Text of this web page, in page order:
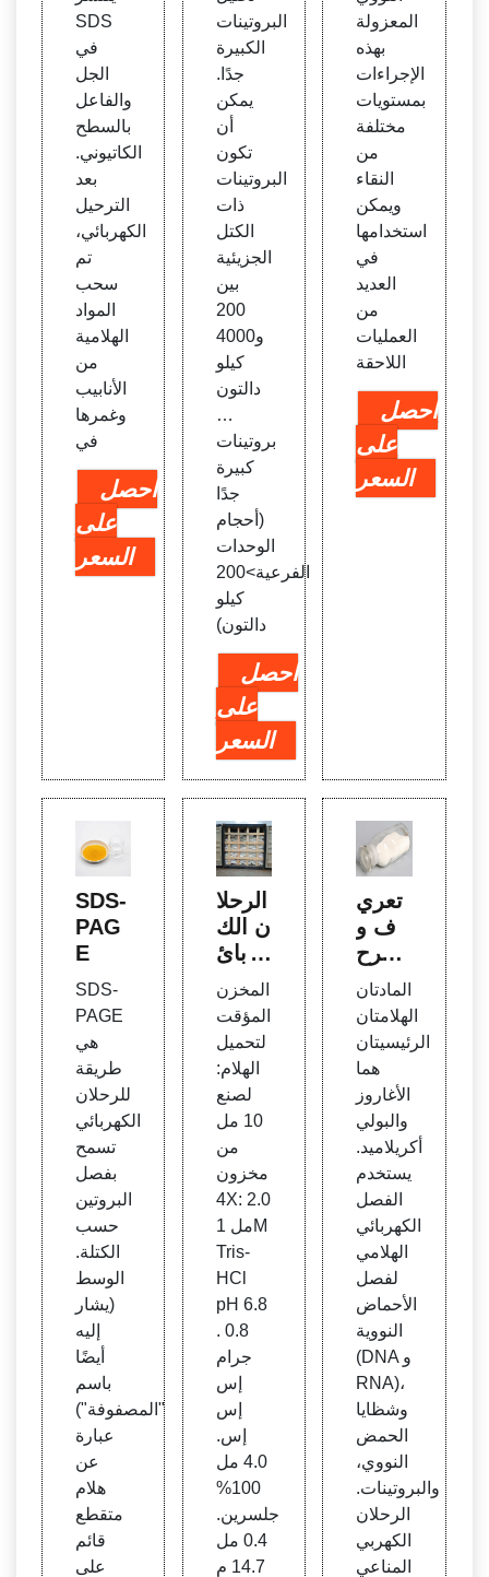
ركب
غير ال
قابل ل
لذوبا
ن بين
SDS
والكات
يوني
SDS
في
الجل
والفاعل
بالسطح
الكاتيوني.
بعد
الترحيل
الكهربائي،
تم
سحب
المواد
الهلامية
من
الأنابيب
وغمرها
في
احصل
على
السعر
البروتينات
الكبيرة
جدًا.
يمكن
أن
تكون
البروتينات
ذات
الكتل
الجزيئية
بين
200
و4000
كيلو
دالتون
…
بروتينات
كبيرة
جدًا
(أحجام
الوحدات
الفرعية>200
كيلو
دالتون)
احصل
على
السعر
المعزولة
بهذه
الإجراءات
بمستويات
مختلفة
من
النقاء
ويمكن
استخدامها
في
العديد
من
العمليات
اللاحقة
احصل
على
السعر
SDS-
PAG
E
SDS-
PAGE
هي
طريقة
للرحلان
الكهربائي
تسمح
بفصل
البروتين
حسب
الكتلة.
الوسط
(يشار
إليه
أيضًا
باسم
"المصفوفة")
عبارة
عن
هلام
متقطع
قائم
على
الرحلا
ن الك
هربائ
ي لهلا
م بول
ي أكر
يلاميد
(نظري
ة): ال
مختبر
الافترا
ضي ل
لبيولو
جيا ال
جزيئي
ة 2: ا
لتكنو
لوجيا
الحيوي
ة واله
ندسة
الطبية
الحيوي
ة: أمر
يتا في
شوا
المخزن
المؤقت
لتحميل
الهلام:
لصنع
10 مل
من
مخزون
4X: 2.0
مل 1M
Tris-
HCl
pH 6.8
. 0.8
جرام
إس
إس
إس.
4.0 مل
100%
جلسرين.
0.4 مل
14.7 م
تعري
ف و
شرح
الرحلا
ن الك
هربائ
ي
المادتان
الهلامتان
الرئيسيتان
هما
الأغاروز
والبولي
أكريلاميد.
يستخدم
الفصل
الكهربائي
الهلامي
لفصل
الأحماض
النووية
(DNA و
RNA)،
وشظايا
الحمض
النووي،
والبروتينات.
الرحلان
الكهربي
المناعي